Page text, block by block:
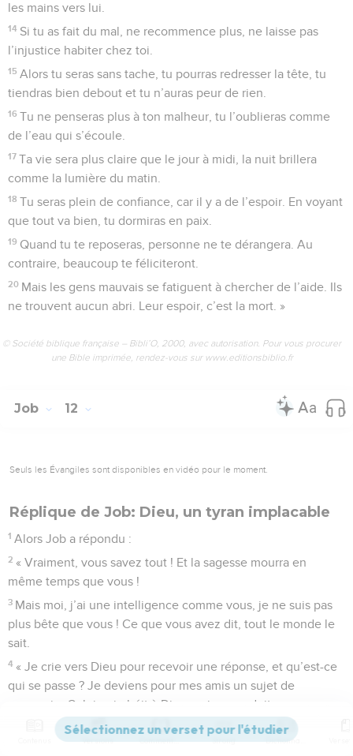
les mains vers lui.
14 Si tu as fait du mal, ne recommence plus, ne laisse pas
l’injustice habiter chez toi.
15 Alors tu seras sans tache, tu pourras redresser la tête, tu
tiendras bien debout et tu n’auras peur de rien.
16 Tu ne penseras plus à ton malheur, tu l’oublieras comme
de l’eau qui s’écoule.
17 Ta vie sera plus claire que le jour à midi, la nuit brillera
comme la lumière du matin.
18 Tu seras plein de confiance, car il y a de l’espoir. En voyant
que tout va bien, tu dormiras en paix.
19 Quand tu te reposeras, personne ne te dérangera. Au
contraire, beaucoup te féliciteront.
20 Mais les gens mauvais se fatiguent à chercher de l’aide. Ils
ne trouvent aucun abri. Leur espoir, c’est la mort. »
© Société biblique française – Bibli’O, 2000, avec autorisation. Pour vous procurer
une Bible imprimée, rendez-vous sur www.editionsbiblio.fr
Job 12
Seuls les Évangiles sont disponibles en vidéo pour le moment.
Réplique de Job: Dieu, un tyran implacable
1 Alors Job a répondu :
2 « Vraiment, vous savez tout ! Et la sagesse mourra en
même temps que vous !
3 Mais moi, j’ai une intelligence comme vous, je ne suis pas
plus bête que vous ! Ce que vous avez dit, tout le monde le
sait.
4 « Je crie vers Dieu pour recevoir une réponse, et qu’est-ce
qui se passe ? Je deviens pour mes amis un sujet de
moquerie. Celui qui obéit à Dieu, qui se conduit
parfaitement, on se moque de lui !
Versions Commentaires Strong